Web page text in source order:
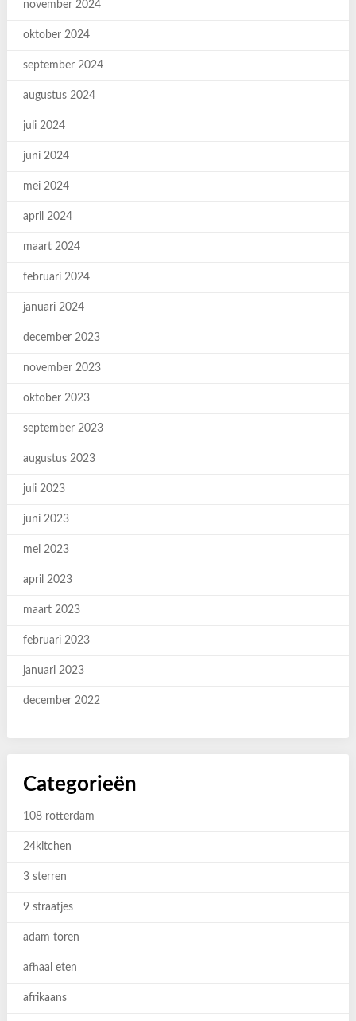
november 2024
oktober 2024
september 2024
augustus 2024
juli 2024
juni 2024
mei 2024
april 2024
maart 2024
februari 2024
januari 2024
december 2023
november 2023
oktober 2023
september 2023
augustus 2023
juli 2023
juni 2023
mei 2023
april 2023
maart 2023
februari 2023
januari 2023
december 2022
Categorieën
108 rotterdam
24kitchen
3 sterren
9 straatjes
adam toren
afhaal eten
afrikaans